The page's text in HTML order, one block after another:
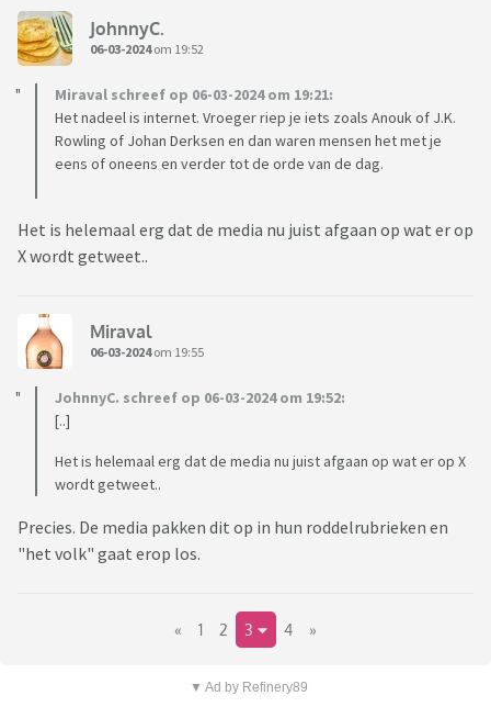
JohnnyC.
06-03-2024om 19:52
Miraval schreef op 06-03-2024 om 19:21:
Het nadeel is internet. Vroeger riep je iets zoals Anouk of J.K.
Rowling of Johan Derksen en dan waren mensen het met je
eens of oneens en verder tot de orde van de dag.
Het is helemaal erg dat de media nu juist afgaan op wat er op
X wordt getweet..
Miraval
06-03-2024om 19:55
JohnnyC. schreef op 06-03-2024 om 19:52:
[..]
Het is helemaal erg dat de media nu juist afgaan op wat er op X
wordt getweet..
Precies. De media pakken dit op in hun roddelrubrieken en
"het volk" gaat erop los.
« 1 2 3 4 »
▼ Ad by Refinery89